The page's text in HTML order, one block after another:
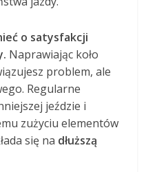
o satysfakcji
Naprawiając koło
problem, ale
Regularne
jeździe i
zużyciu elementów
się na dłuższą